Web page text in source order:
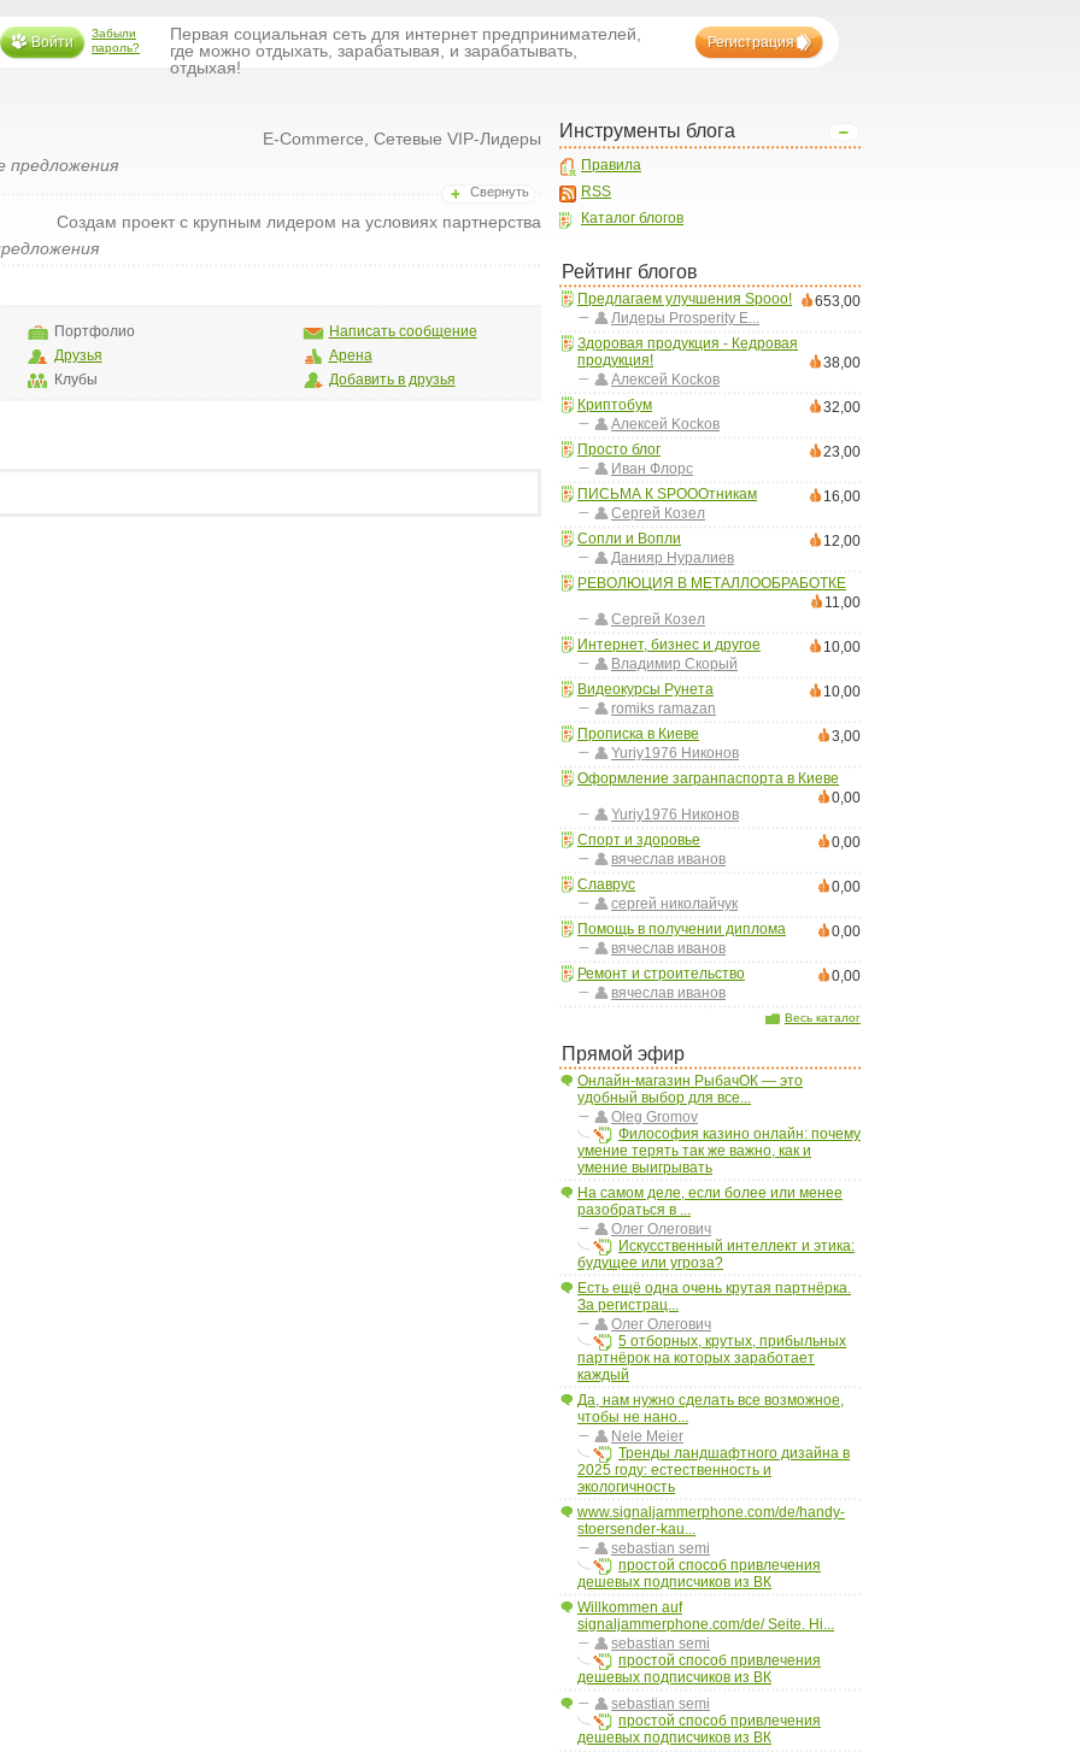
Войти
Забыли
пароль?
Первая социальная сеть для интернет предпринимателей,
где можно отдыхать, зарабатывая, и зарабатывать,
отдыхая!
Регистрация
Инструменты блога
Правила
RSS
Каталог блогов
Рейтинг блогов
Предлагаем улучшения Spooo!
653,00
Лидеры Prosperity E...
Здоровая продукция - Кедровая
продукция!
38,00
Aлексей Kockoв
Криптобум
32,00
Aлексей Kockoв
Просто блог
23,00
Иван Флорс
ПИСЬМА К SPOOOтникам
16,00
Сергей Козел
Сопли и Вопли
12,00
Данияр Нуралиев
РЕВОЛЮЦИЯ В МЕТАЛЛООБРАБОТКЕ
11,00
Сергей Козел
Интернет, бизнес и другое
10,00
Владимир Скорый
Видеокурсы Рунета
10,00
romiks ramazan
Прописка в Киеве
3,00
Yuriy1976 Никонов
Оформление загранпаспорта в Киеве
0,00
Yuriy1976 Никонов
Спорт и здоровье
0,00
вячеслав иванов
Славрус
0,00
сергей николайчук
Помощь в получении диплома
0,00
вячеслав иванов
Ремонт и строительство
0,00
вячеслав иванов
Весь каталог
Прямой эфир
Онлайн-магазин РыбачОК — это
удобный выбор для все...
Oleg Gromov
Философия казино онлайн: почему
умение терять так же важно, как и
умение выигрывать
На самом деле, если более или менее
разобраться в ...
Олег Олегович
Искусственный интеллект и этика:
будущее или угроза?
Есть ещё одна очень крутая партнёрка.
За регистрац...
Олег Олегович
5 отборных, крутых, прибыльных
партнёрок на которых заработает
каждый
Да, нам нужно сделать все возможное,
чтобы не нано...
Nele Meier
Тренды ландшафтного дизайна в
2025 году: естественность и
экологичность
www.signaljammerphone.com/de/handy-
stoersender-kau...
sebastian semi
простой способ привлечения
дешевых подписчиков из ВК
Willkommen auf
signaljammerphone.com/de/ Seite. Hi...
sebastian semi
простой способ привлечения
дешевых подписчиков из ВК
sebastian semi
простой способ привлечения
дешевых подписчиков из ВК
E-Commerce, Сетевые VIP-Лидеры
предложения
Свернуть
Создам проект с крупным лидером на условиях партнерства
Портфолио
Друзья
Клубы
Написать сообщение
Арена
Добавить в друзья